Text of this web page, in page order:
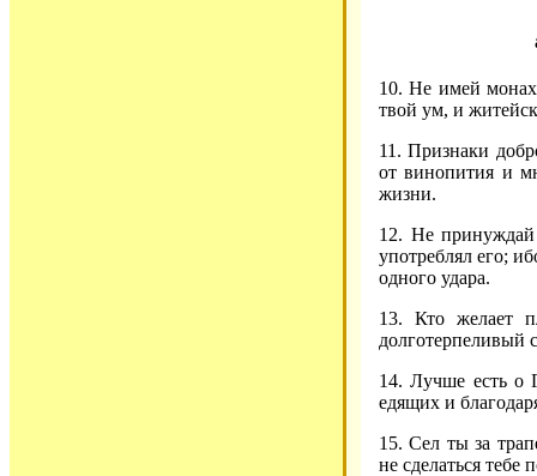
10. Не имей
твой ум, и
11. Признаки
от винопития и
жизни.
12. Не принуждай
употреблял его;
одного удара.
13. Кто желает
долготерпеливый
14. Лучше есть о
едящих и
15. Сел ты за
не сделаться